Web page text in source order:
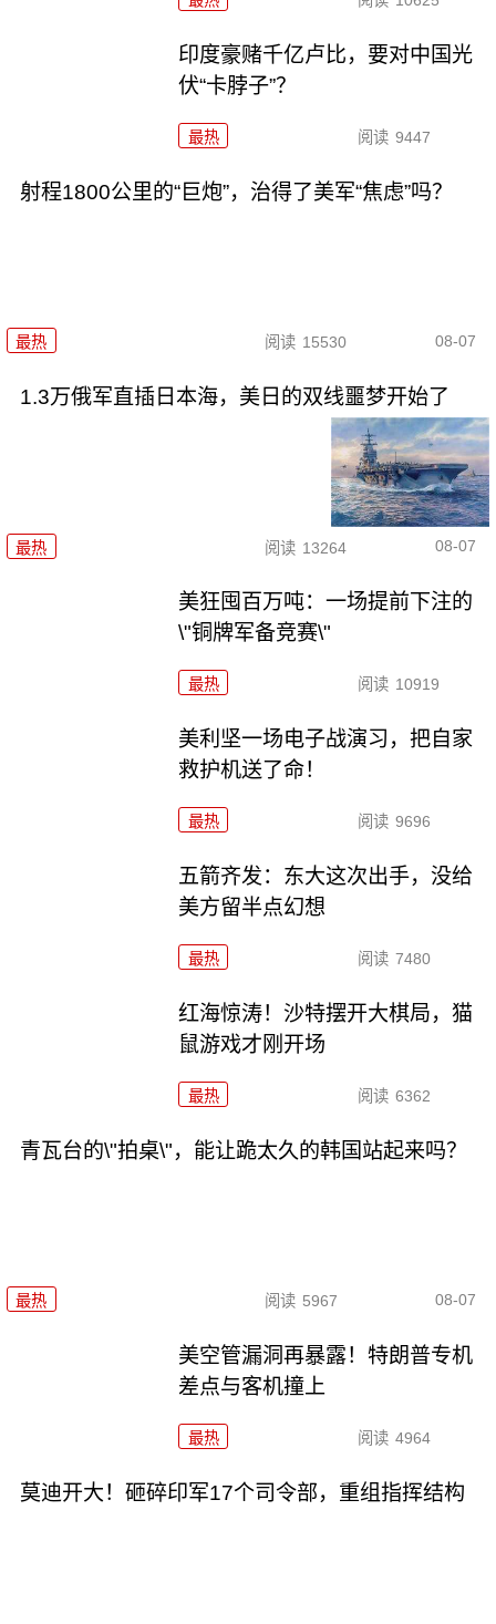
印度豪赌千亿卢比，要对中国光
伏“卡脖子”？
最热 阅读 9447
射程1800公里的“巨炮”，治得了美军“焦虑”吗？
最热 阅读 15530 08-07
1.3万俄军直插日本海，美日的双线噩梦开始了
最热 阅读 13264 08-07
美狂囤百万吨：一场提前下注的
\"铜牌军备竞赛\"
最热 阅读 10919
美利坚一场电子战演习，把自家
救护机送了命！
最热 阅读 9696
五箭齐发：东大这次出手，没给
美方留半点幻想
最热 阅读 7480
红海惊涛！沙特摆开大棋局，猫
鼠游戏才刚开场
最热 阅读 6362
青瓦台的\"拍桌\"，能让跪太久的韩国站起来吗？
最热 阅读 5967 08-07
美空管漏洞再暴露！特朗普专机
差点与客机撞上
最热 阅读 4964
莫迪开大！砸碎印军17个司令部，重组指挥结构